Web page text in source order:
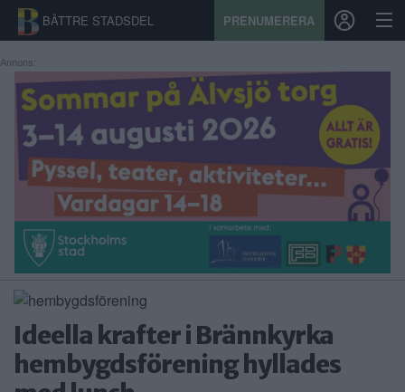
BÄTTRE STADSDEL PRENUMERERA
START
STADSDEL
PRENUMERATION
SPORT
ÅSIKTER
KALENDER
KONTAKT
Annons:
Ideella krafter i Brännkyrka
hembygdsförening hyllades